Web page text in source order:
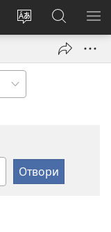
Смени
јазикот
на
страницата
Најави
се
window)
на
JW.ORG/